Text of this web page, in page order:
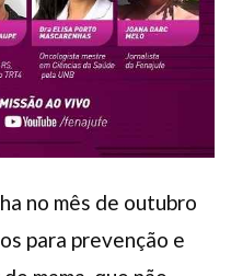
no mês de outubro
para prevenção e